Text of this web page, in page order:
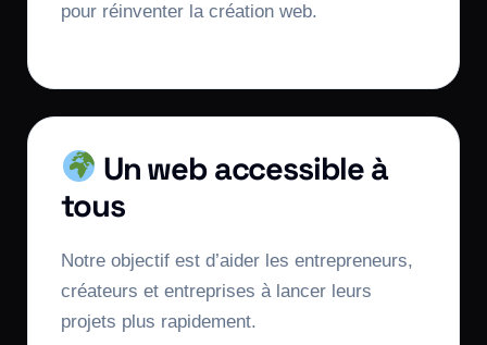
pour réinventer la création web.
Un web accessible à
tous
Notre objectif est d’aider les entrepreneurs,
créateurs et entreprises à lancer leurs
projets plus rapidement.